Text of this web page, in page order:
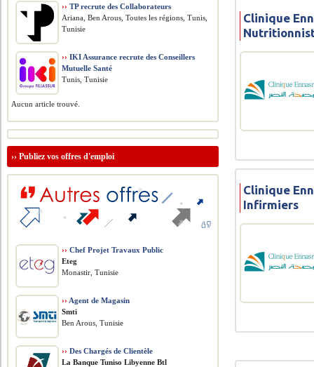
Clinique
Clinique
Infirmiers
›› TP recrute des Collaborateurs
Ariana, Ben Arous, Toutes les régions, Tunis,
Tunisie
›› IKI Assurance recrute des Conseillers
Mutuelle Santé
Tunis, Tunisie
Aucun article trouvé.
››Publiez vos offres d'emploi
›› Chef Projet Travaux Public
Eteg
Monastir, Tunisie
›› Agent de Magasin
Smti
Ben Arous, Tunisie
›› Des Chargés de Clientèle
La Banque Tuniso Libyenne Btl